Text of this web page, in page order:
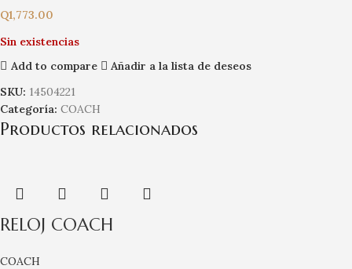
Q1,773.00
Sin existencias
Add to compare
Añadir a la lista de deseos
SKU: 14504221
Categoría: COACH
Productos relacionados
RELOJ COACH
COACH